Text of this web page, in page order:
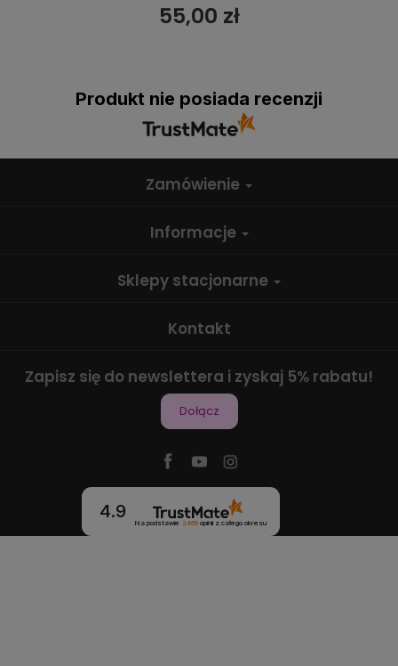
55,00 zł
Produkt nie posiada recenzji
Zamówienie
Informacje
Sklepy stacjonarne
Kontakt
Zapisz się do newslettera i zyskaj 5% rabatu!
Dołącz
4.9
Na podstawie 2466opinii z całego okresu